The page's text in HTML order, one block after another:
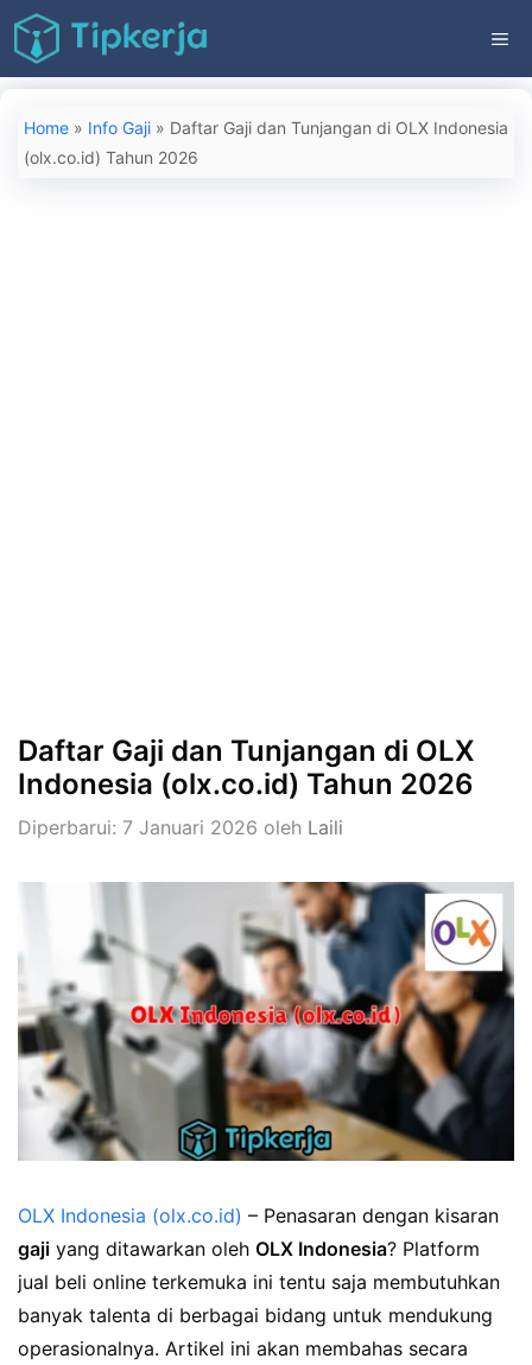
Langsung
ke
isi
Home » Info Gaji » Daftar Gaji dan Tunjangan di OLX Indonesia
(olx.co.id) Tahun 2026
Daftar Gaji dan Tunjangan di OLX
Indonesia (olx.co.id) Tahun 2026
Diperbarui: 7 Januari 2026 oleh Laili
OLX Indonesia (olx.co.id) – Penasaran dengan kisaran
gaji yang ditawarkan oleh OLX Indonesia? Platform
jual beli online terkemuka ini tentu saja membutuhkan
banyak talenta di berbagai bidang untuk mendukung
operasionalnya. Artikel ini akan membahas secara